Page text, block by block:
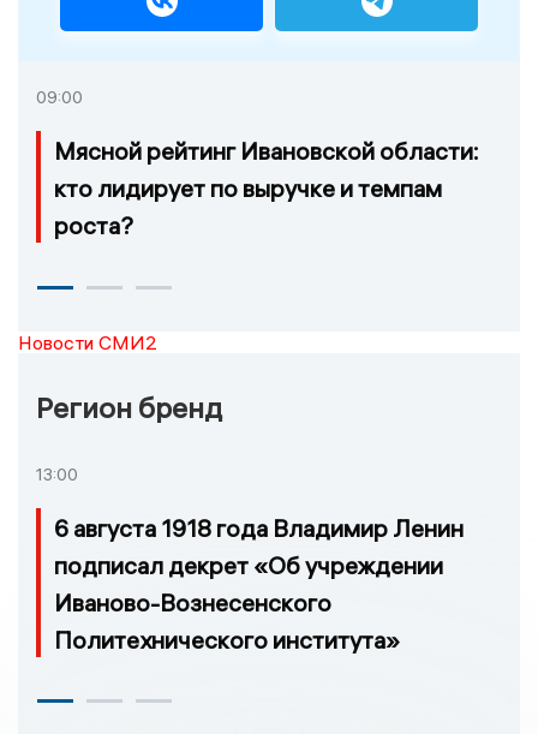
09:00
Мясной рейтинг Ивановской области:
кто лидирует по выручке и темпам
роста?
Новости СМИ2
Регион бренд
13:00
6 августа 1918 года Владимир Ленин
подписал декрет «Об учреждении
Иваново-Вознесенского
Политехнического института»